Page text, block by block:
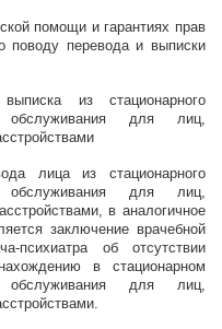
помощи и гарантиях прав
поводу перевода и выписки
из стационарного
обслуживания для лиц,
лица из стационарного
обслуживания для лиц,
в аналогичное
заключение врачебной
психиатра об отсутствии
в стационарном
обслуживания для лиц,